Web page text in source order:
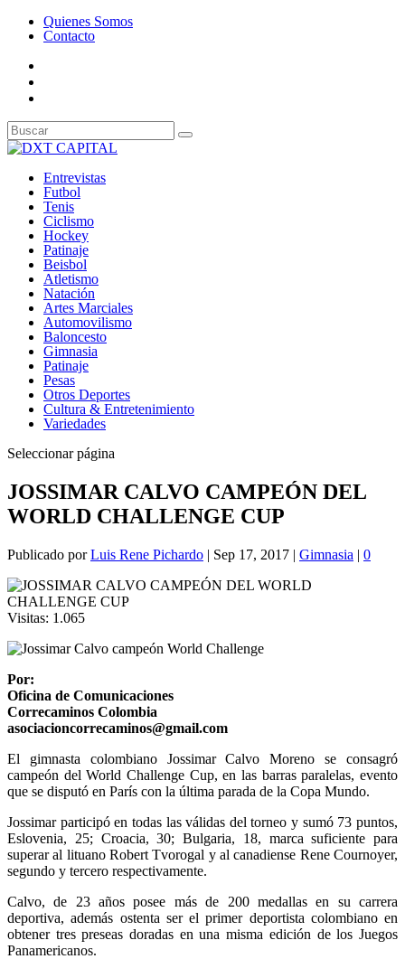
Quienes Somos
Contacto
Entrevistas
Futbol
Tenis
Ciclismo
Hockey
Patinaje
Beisbol
Atletismo
Natación
Artes Marciales
Automovilismo
Baloncesto
Gimnasia
Patinaje
Pesas
Otros Deportes
Cultura & Entretenimiento
Variedades
Seleccionar página
JOSSIMAR CALVO CAMPEÓN DEL
WORLD CHALLENGE CUP
Publicado porLuis Rene Pichardo | Sep 17, 2017 | Gimnasia | 0
Visitas: 1.065
Por:
Oficina de Comunicaciones
Correcaminos Colombia
asociacioncorrecaminos@gmail.com
El gimnasta colombiano Jossimar Calvo Moreno se consagró
campeón del World Challenge Cup, en las barras paralelas, evento
que se disputó en París con la última parada de la Copa Mundo.
Jossimar participó en todas las válidas del torneo y sumó 73 puntos,
Eslovenia, 25; Croacia, 30; Bulgaria, 18, marca suficiente para
superar al lituano Robert Tvorogal y al canadiense Rene Cournoyer,
segundo y tercero respectivamente.
Calvo, de 23 años posee más de 200 medallas en su carrera
deportiva, además ostenta ser el primer deportista colombiano en
obtener tres preseas doradas en una misma edición de los Juegos
Panamericanos.